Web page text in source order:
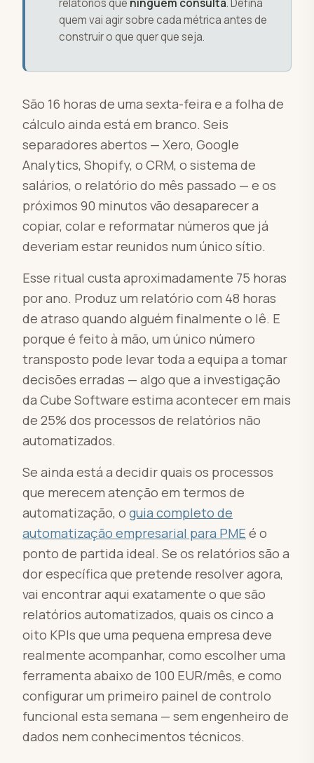
relatórios que ninguém consulta. Defina
quem vai agir sobre cada métrica antes de
construir o que quer que seja.
São 16 horas de uma sexta-feira e a folha de
cálculo ainda está em branco. Seis
separadores abertos — Xero, Google
Analytics, Shopify, o CRM, o sistema de
salários, o relatório do mês passado — e os
próximos 90 minutos vão desaparecer a
copiar, colar e reformatar números que já
deveriam estar reunidos num único sítio.
Esse ritual custa aproximadamente 75 horas
por ano. Produz um relatório com 48 horas
de atraso quando alguém finalmente o lê. E
porque é feito à mão, um único número
transposto pode levar toda a equipa a tomar
decisões erradas — algo que a investigação
da Cube Software estima acontecer em mais
de 25% dos processos de relatórios não
automatizados.
Se ainda está a decidir quais os processos
que merecem atenção em termos de
automatização, o guia completo de
automatização empresarial para PME é o
ponto de partida ideal. Se os relatórios são a
dor específica que pretende resolver agora,
vai encontrar aqui exatamente o que são
relatórios automatizados, quais os cinco a
oito KPIs que uma pequena empresa deve
realmente acompanhar, como escolher uma
ferramenta abaixo de 100 EUR/mês, e como
configurar um primeiro painel de controlo
funcional esta semana — sem engenheiro de
dados nem conhecimentos técnicos.